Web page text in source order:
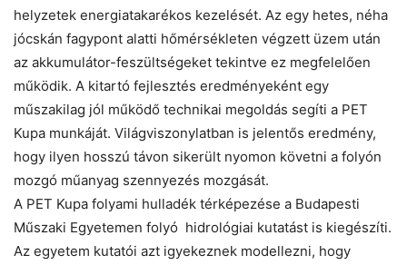
helyzetek energiatakarékos kezelését. Az egy hetes, néha
jócskán fagypont alatti hőmérsékleten végzett üzem után
az akkumulátor-feszültségeket tekintve ez megfelelően
működik. A kitartó fejlesztés eredményeként egy
műszakilag jól működő technikai megoldás segíti a PET
Kupa munkáját. Világviszonylatban is jelentős eredmény,
hogy ilyen hosszú távon sikerült nyomon követni a folyón
mozgó műanyag szennyezés mozgását.
A PET Kupa folyami hulladék térképezése a Budapesti
Műszaki Egyetemen folyó hidrológiai kutatást is kiegészíti.
Az egyetem kutatói azt igyekeznek modellezni, hogy